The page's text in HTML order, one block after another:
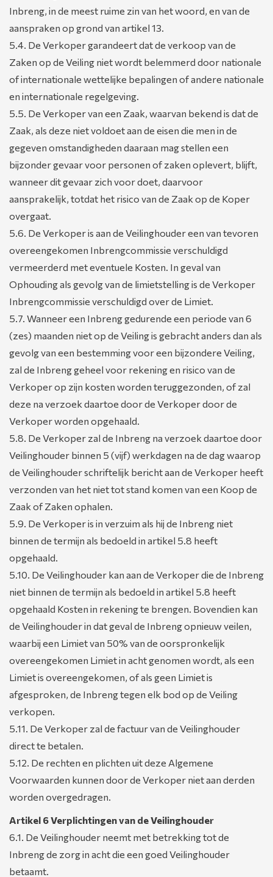
Inbreng, in de meest ruime zin van het woord, en van de
aanspraken op grond van artikel 13.
5.4. De Verkoper garandeert dat de verkoop van de
Zaken op de Veiling niet wordt belemmerd door nationale
of internationale wettelijke bepalingen of andere nationale
en internationale regelgeving.
5.5. De Verkoper van een Zaak, waarvan bekend is dat de
Zaak, als deze niet voldoet aan de eisen die men in de
gegeven omstandigheden daaraan mag stellen een
bijzonder gevaar voor personen of zaken oplevert, blijft,
wanneer dit gevaar zich voor doet, daarvoor
aansprakelijk, totdat het risico van de Zaak op de Koper
overgaat.
5.6. De Verkoper is aan de Veilinghouder een van tevoren
overeengekomen Inbrengcommissie verschuldigd
vermeerderd met eventuele Kosten. In geval van
Ophouding als gevolg van de limietstelling is de Verkoper
Inbrengcommissie verschuldigd over de Limiet.
5.7. Wanneer een Inbreng gedurende een periode van 6
(zes) maanden niet op de Veiling is gebracht anders dan als
gevolg van een bestemming voor een bijzondere Veiling,
zal de Inbreng geheel voor rekening en risico van de
Verkoper op zijn kosten worden teruggezonden, of zal
deze na verzoek daartoe door de Verkoper door de
Verkoper worden opgehaald.
5.8. De Verkoper zal de Inbreng na verzoek daartoe door
Veilinghouder binnen 5 (vijf) werkdagen na de dag waarop
de Veilinghouder schriftelijk bericht aan de Verkoper heeft
verzonden van het niet tot stand komen van een Koop de
Zaak of Zaken ophalen.
5.9. De Verkoper is in verzuim als hij de Inbreng niet
binnen de termijn als bedoeld in artikel 5.8 heeft
opgehaald.
5.10. De Veilinghouder kan aan de Verkoper die de Inbreng
niet binnen de termijn als bedoeld in artikel 5.8 heeft
opgehaald Kosten in rekening te brengen. Bovendien kan
de Veilinghouder in dat geval de Inbreng opnieuw veilen,
waarbij een Limiet van 50% van de oorspronkelijk
overeengekomen Limiet in acht genomen wordt, als een
Limiet is overeengekomen, of als geen Limiet is
afgesproken, de Inbreng tegen elk bod op de Veiling
verkopen.
5.11. De Verkoper zal de factuur van de Veilinghouder
direct te betalen.
5.12. De rechten en plichten uit deze Algemene
Voorwaarden kunnen door de Verkoper niet aan derden
worden overgedragen.
Artikel 6 Verplichtingen van de Veilinghouder
6.1. De Veilinghouder neemt met betrekking tot de
Inbreng de zorg in acht die een goed Veilinghouder
betaamt.